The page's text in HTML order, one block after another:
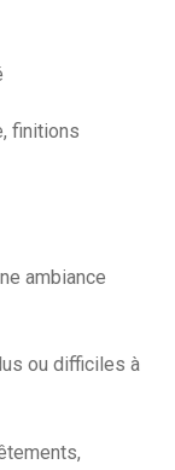
finitions
ambiance
ou difficiles à